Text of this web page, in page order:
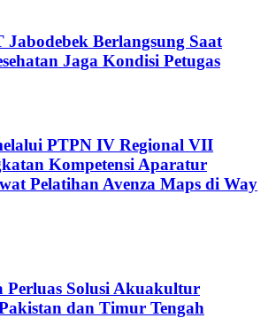
Jabodebek Berlangsung Saat
Jaga Kondisi Petugas
PTPN IV Regional VII
Kompetensi Aparatur
Pelatihan Avenza Maps di Way
Perluas Solusi Akuakultur
dan Timur Tengah